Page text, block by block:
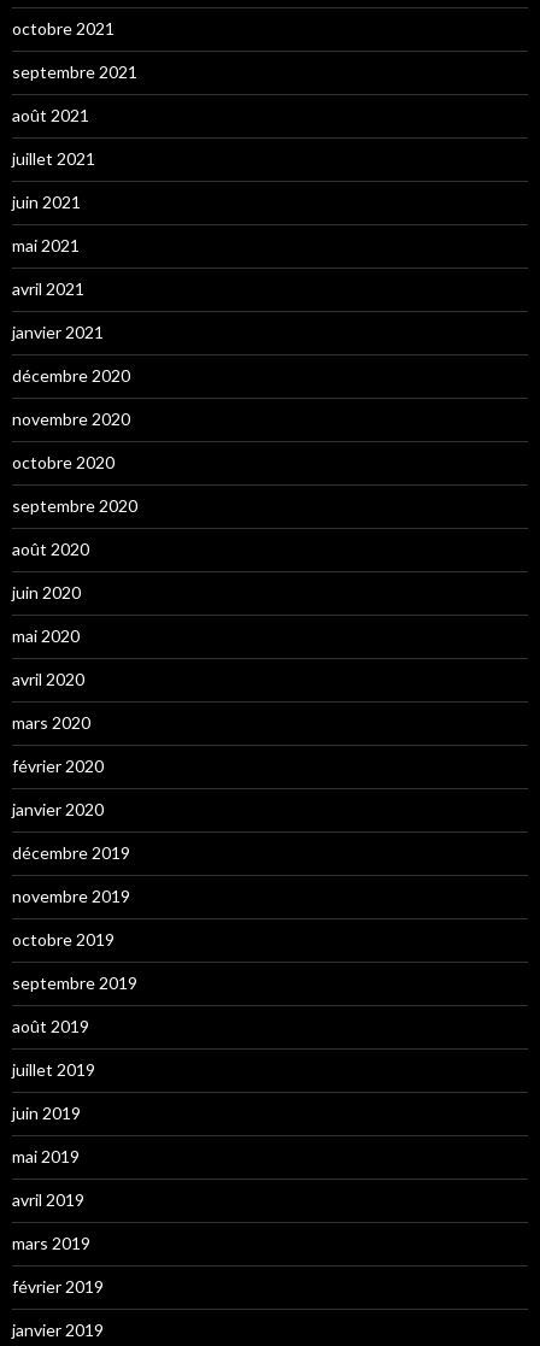
octobre 2021
septembre 2021
août 2021
juillet 2021
juin 2021
mai 2021
avril 2021
janvier 2021
décembre 2020
novembre 2020
octobre 2020
septembre 2020
août 2020
juin 2020
mai 2020
avril 2020
mars 2020
février 2020
janvier 2020
décembre 2019
novembre 2019
octobre 2019
septembre 2019
août 2019
juillet 2019
juin 2019
mai 2019
avril 2019
mars 2019
février 2019
janvier 2019